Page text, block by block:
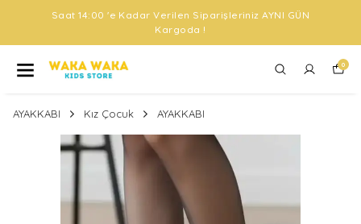
Saat 14:00 'e Kadar Verilen Siparişleriniz AYNI GÜN
Kargoda !
0
AYAKKABI Kız Çocuk AYAKKABI